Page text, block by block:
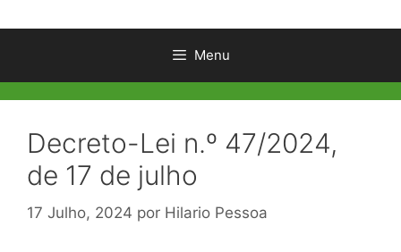
Menu
Decreto-Lei n.º 47/2024,
de 17 de julho
17 Julho, 2024 por Hilario Pessoa